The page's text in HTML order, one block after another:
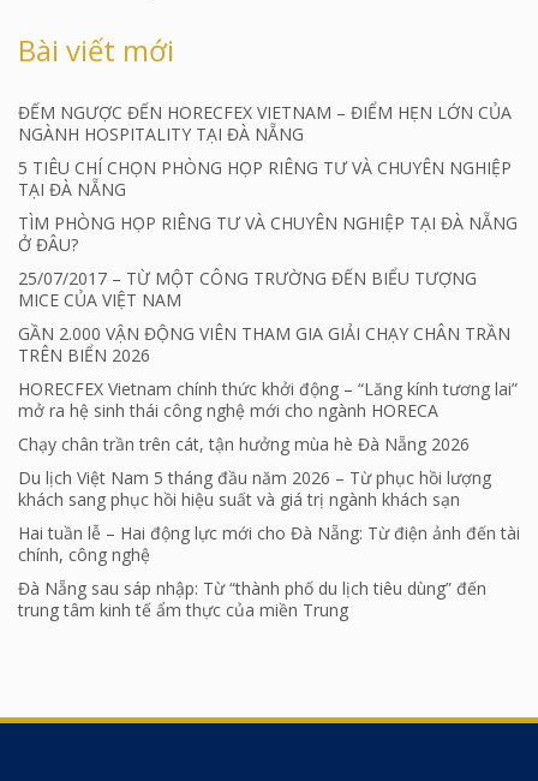
Bài viết mới
ĐẾM NGƯỢC ĐẾN HORECFEX VIETNAM – ĐIỂM HẸN LỚN CỦA
NGÀNH HOSPITALITY TẠI ĐÀ NẴNG
5 TIÊU CHÍ CHỌN PHÒNG HỌP RIÊNG TƯ VÀ CHUYÊN NGHIỆP
TẠI ĐÀ NẴNG
TÌM PHÒNG HỌP RIÊNG TƯ VÀ CHUYÊN NGHIỆP TẠI ĐÀ NẴNG
Ở ĐÂU?
25/07/2017 – TỪ MỘT CÔNG TRƯỜNG ĐẾN BIỂU TƯỢNG
MICE CỦA VIỆT NAM
GẦN 2.000 VẬN ĐỘNG VIÊN THAM GIA GIẢI CHẠY CHÂN TRẦN
TRÊN BIỂN 2026
HORECFEX Vietnam chính thức khởi động – “Lăng kính tương lai”
mở ra hệ sinh thái công nghệ mới cho ngành HORECA
Chạy chân trần trên cát, tận hưởng mùa hè Đà Nẵng 2026
Du lịch Việt Nam 5 tháng đầu năm 2026 – Từ phục hồi lượng
khách sang phục hồi hiệu suất và giá trị ngành khách sạn
Hai tuần lễ – Hai động lực mới cho Đà Nẵng: Từ điện ảnh đến tài
chính, công nghệ
Đà Nẵng sau sáp nhập: Từ “thành phố du lịch tiêu dùng” đến
trung tâm kinh tế ẩm thực của miền Trung